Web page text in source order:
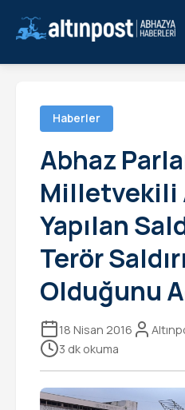
Haberler
Abhaz
Milletvekili
Yapılan
Terör
Olduğunu
18 Nisan 2016
3 dk okuma